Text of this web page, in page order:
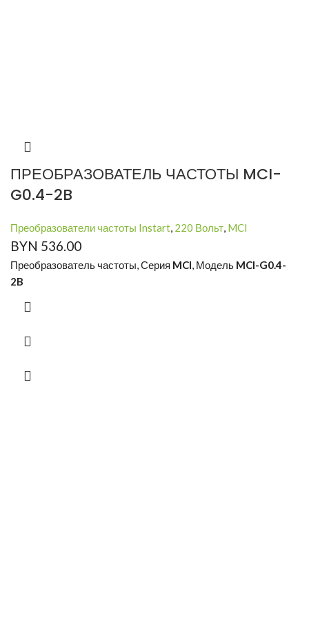
ПРЕОБРАЗОВАТЕЛЬ ЧАСТОТЫ MCI-
G0.4-2B
Преобразователи частоты Instart, 220 Вольт, MCI
BYN 536.00
Преобразователь частоты, Серия MCI, Модель MCI-G0.4-
2B